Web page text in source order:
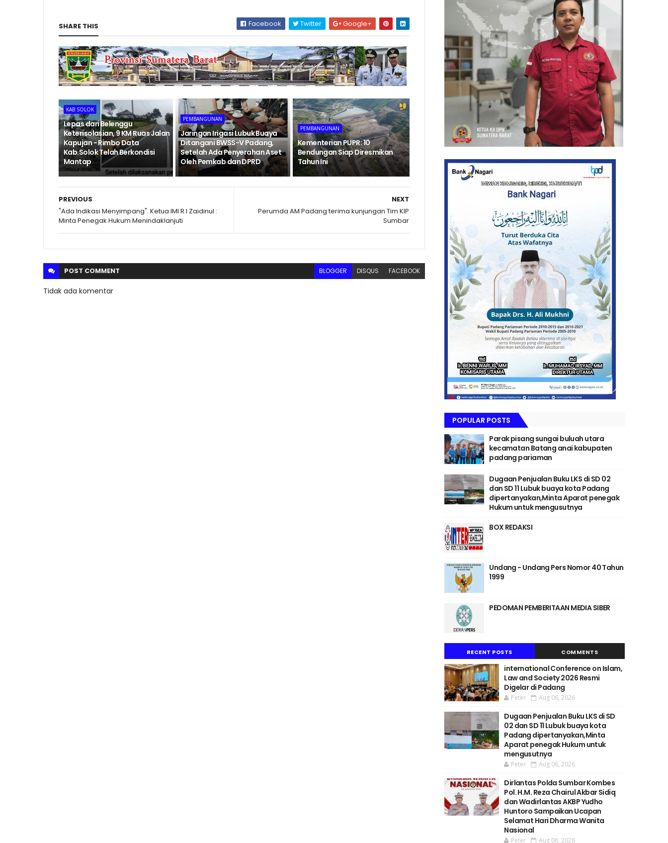
SHARE THIS Facebook Twitter Google+
KAB SOLOK
Lepas dari Belenggu
Keterisolasian, 9 KM Ruas Jalan
Kapujan - Rimbo Data
Kab.Solok Telah Berkondisi
Mantap
PEMBANGUNAN
Jaringan Irigasi Lubuk Buaya
Ditangani BWSS-V Padang,
Setelah Ada Penyerahan Aset
Oleh Pemkab dan DPRD
PEMBANGUNAN
Kementerian PUPR: 10
Bendungan Siap Diresmikan
Tahun Ini
NEXT
Perumda AM Padang terima kunjungan Tim KIP
Sumbar
PREVIOUS
"Ada Indikasi Menyimpang". Ketua IMI R.I Zaidinul :
Minta Penegak Hukum Menindaklanjuti
POST COMMENT BLOGGER DISQUS FACEBOOK
Tidak ada komentar
POPULAR POSTS
Parak pisang sungai buluah utara
kecamatan Batang anai kabupaten
padang pariaman
Dugaan Penjualan Buku LKS di SD 02
dan SD 11 Lubuk buaya kota Padang
dipertanyakan,Minta Aparat penegak
Hukum untuk mengusutnya
BOX REDAKSI
Undang - Undang Pers Nomor 40 Tahun
1999
PEDOMAN PEMBERITAAN MEDIA SIBER
RECENT POSTS COMMENTS
international Conference on Islam,
Law and Society 2026 Resmi
Digelar di Padang
Peter Aug 06, 2026
Dugaan Penjualan Buku LKS di SD
02 dan SD 11 Lubuk buaya kota
Padang dipertanyakan,Minta
Aparat penegak Hukum untuk
mengusutnya
Peter Aug 06, 2026
Dirlantas Polda Sumbar Kombes
Pol. H.M. Reza Chairul Akbar Sidiq
dan Wadirlantas AKBP Yudho
Huntoro Sampaikan Ucapan
Selamat Hari Dharma Wanita
Nasional
Peter Aug 06, 2026